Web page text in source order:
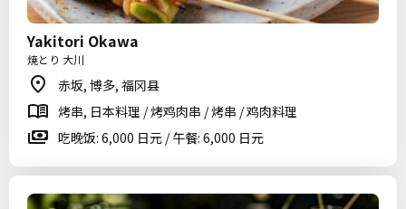
Yakitori Okawa
焼とり 大川
赤坂, 博多, 福冈县
烤串, 日本料理 / 烤鸡肉串 / 烤串 / 鸡肉料理
吃晚饭: 6,000 日元 / 午餐: 6,000 日元